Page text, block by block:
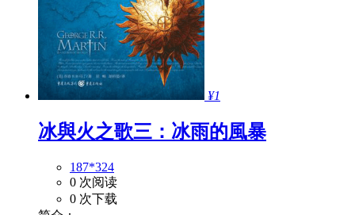
¥1
冰與火之歌三：冰雨的風暴
187*324
0 次阅读
0 次下载